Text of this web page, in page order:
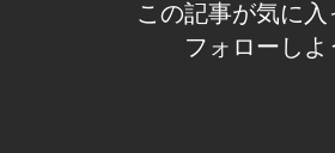
この記事が気に入
フォローしよ